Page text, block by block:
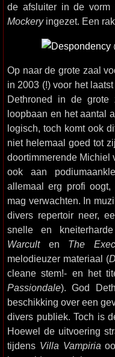
de afsluiter in de
Mockery ingezet. Een
Op naar de grote zaal
in 2003 (!) voor het
Dethroned in de
loopbaan en het aantal
logisch, toch komt ook
niet helemaal goed tot
doortimmerende Michiel
ook aan
allemaal erg profi
mag verwachten. In
divers repertoir neer,
snelle en
Warculten The
melodieuzer materiaal (
cleane stem!- en het
Passiondale). God
beschikking over een
divers publiek. Toch is
Hoewel de uitvoering
tijdens Villa Vampiria